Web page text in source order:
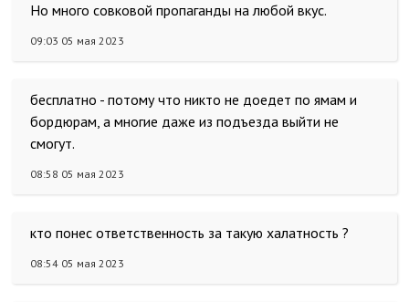
Но много совковой пропаганды на любой вкус.
09:03 05 мая 2023
бесплатно - потому что никто не доедет по ямам и
бордюрам, а многие даже из подъезда выйти не
смогут.
08:58 05 мая 2023
кто понес ответственность за такую халатность ?
08:54 05 мая 2023